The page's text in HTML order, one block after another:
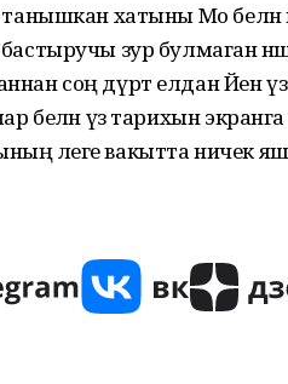
танышкан хатыны Мо
зур булмаган
соң дүрт елдан Йен
белән үз тарихын
әлеге вакытта ничек